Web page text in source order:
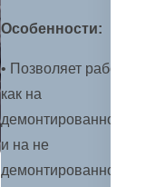
Особенности:
• Позволяет работать
как на
демонтированной, так
и на не
демонтированной